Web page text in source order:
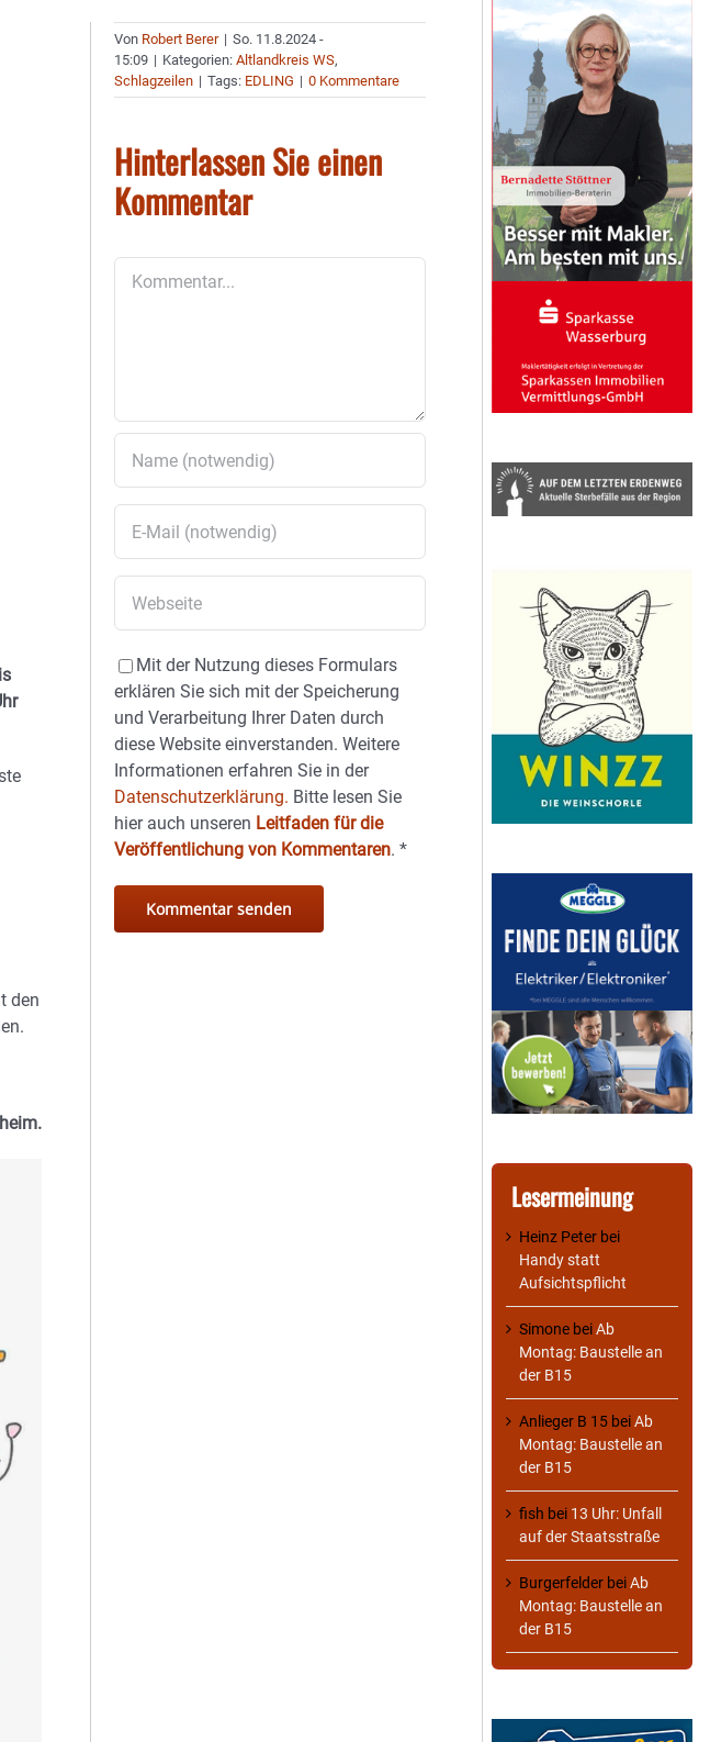
den
Von Robert Berer | So. 11.8.2024 -
15:09 | Kategorien:Altlandkreis WS,
Schlagzeilen | Tags: EDLING | 0 Kommentare
Hinterlassen Sie einen
Kommentar
Mit der Nutzung dieses Formulars
erklären Sie sich mit der Speicherung
und Verarbeitung Ihrer Daten durch
diese Website einverstanden. Weitere
Informationen erfahren Sie in der
Datenschutzerklärung. Bitte lesen Sie
hier auch unseren Leitfaden für die
Veröffentlichung von Kommentaren.*
Lesermeinung
Heinz Peter bei
Handy statt
Aufsichtspflicht
Simone beiAb
Montag: Baustelle an
der B15
Anlieger B 15 beiAb
Montag: Baustelle an
der B15
fish bei 13 Uhr: Unfall
auf der Staatsstraße
Burgerfelder beiAb
Montag: Baustelle an
der B15